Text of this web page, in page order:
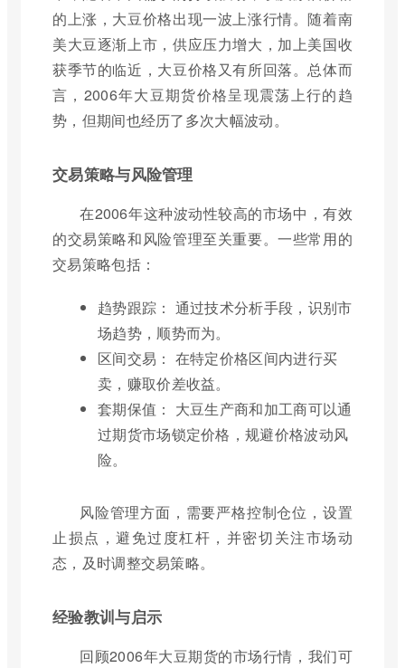
的上涨，大豆价格出现一波上涨行情。随着南
美大豆逐渐上市，供应压力增大，加上美国收
获季节的临近，大豆价格又有所回落。总体而
言，2006年大豆期货价格呈现震荡上行的趋
势，但期间也经历了多次大幅波动。
交易策略与风险管理
在2006年这种波动性较高的市场中，有效
的交易策略和风险管理至关重要。一些常用的
交易策略包括：
趋势跟踪： 通过技术分析手段，识别市
场趋势，顺势而为。
区间交易： 在特定价格区间内进行买
卖，赚取价差收益。
套期保值： 大豆生产商和加工商可以通
过期货市场锁定价格，规避价格波动风
险。
风险管理方面，需要严格控制仓位，设置
止损点，避免过度杠杆，并密切关注市场动
态，及时调整交易策略。
经验教训与启示
回顾2006年大豆期货的市场行情，我们可